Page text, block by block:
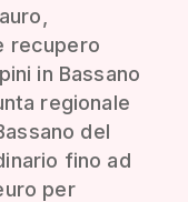
recupero
in Bassano
regionale
del
fino ad
per